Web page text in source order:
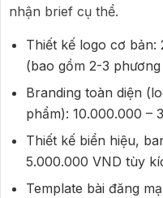
nhận brief cụ thể.
Thiết kế logo cơ bản:
(bao gồm 2-3
Branding toàn diện
phẩm): 10.000.000 –
Thiết kế biển hiệu,
5.000.000 VND tùy
Template bài đăng